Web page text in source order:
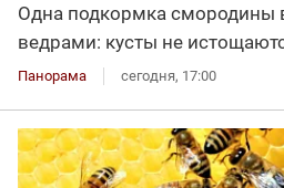
Одна подкормка смородины
ведрами: кусты не
Панорама сегодня, 17:00